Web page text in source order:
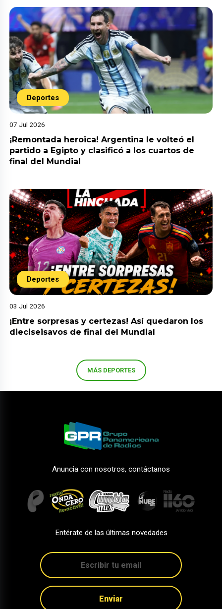
Deportes
07 Jul 2026
¡Remontada heroica! Argentina le volteó el
partido a Egipto y clasificó a los cuartos de
final del Mundial
Deportes
03 Jul 2026
¡Entre sorpresas y certezas! Así quedaron los
dieciseisavos de final del Mundial
MÁS DEPORTES
Anuncia con nosotros, contáctanos
Entérate de las últimas novedades
Enviar